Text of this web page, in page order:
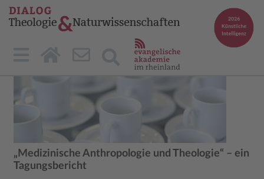
„Medizinische Anthropologie und Theologie“ – ein
Tagungsbericht